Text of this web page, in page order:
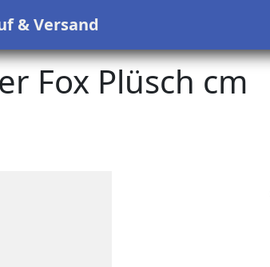
& Versand
Fox Plüsch cm